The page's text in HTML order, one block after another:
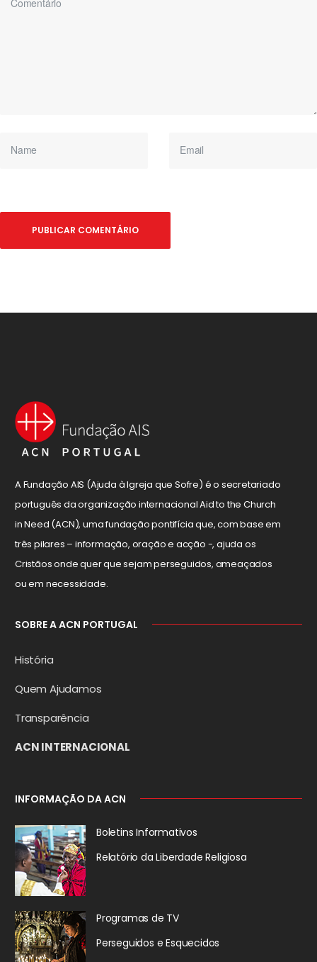
A Fundação AIS (Ajuda à Igreja que Sofre) é o secretariado
português da organização internacional Aid to the Church
in Need (ACN), uma fundação pontifícia que, com base em
três pilares – informação, oração e acção -, ajuda os
Cristãos onde quer que sejam perseguidos, ameaçados
ou em necessidade.
SOBRE A ACN PORTUGAL
História
Quem Ajudamos
Transparência
ACN INTERNACIONAL
INFORMAÇÃO DA ACN
Boletins Informativos
Relatório da Liberdade Religiosa
Programas de TV
Perseguidos e Esquecidos